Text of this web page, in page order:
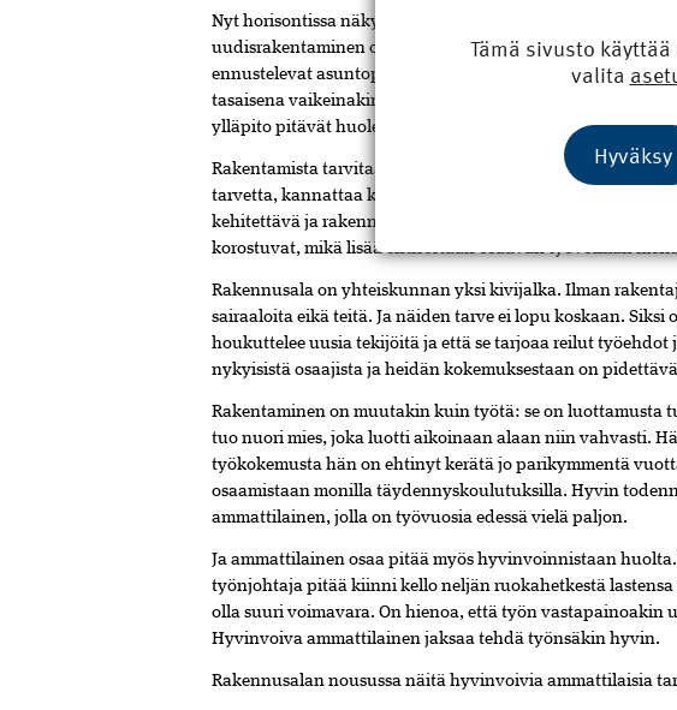
Nythorisontissanäkyy
uudisrakentaminenosoittaa heräämisenmerkkejä.
ennustelevatasuntopulan nurkan takana.
tasaisenavaikeinakin
ylläpitopitäväthuolen jatkossakin.
Rakentamistatarvitaan – Vaikka taantumaon
tarvetta,kannattaakatsoa
kehitettäväjarakennuksia
korostuvat,mikälisääentisestäänosaavantyövoiman
Rakennusalaonyhteiskunnanyksikivijalka.Ilman
sairaaloitaeikäteitä.Janäidentarveeilopukoskaan.Siksi
houkutteleeuusiatekijöitäjaettäsetarjoaareiluttyöehdot
nykyisistäosaajistajaheidänkokemuksestaanon
Rakentaminenonmuutakinkuintyötä:seonluottamusta
tuonuorimies,jokaluottiaikoinaanalaanniinvahvasti.
työkokemustahänonehtinytkerätäjoparikymmentä
osaamistaanmonillatäydennyskoulutuksilla.Hyvin
ammattilainen,jollaontyövuosiaedessävieläpaljon.
Jaammattilainenosaapitäämyöshyvinvoinnistaan
työnjohtajapitääkiinnikelloneljänruokahetkestälastensa
ollasuurivoimavara.Onhienoa,ettätyönvastapainoakin
Hyvinvoivaammattilainenjaksaatehdätyönsäkinhyvin.
Rakennusalannousussanäitähyvinvoiviaammattilaisia
Tämä sivusto
valita
Hyväksy